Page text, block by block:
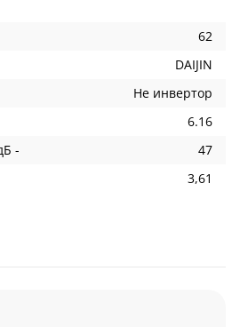
62
DAIJIN
Не инвертор
6.16
-
47
3,61